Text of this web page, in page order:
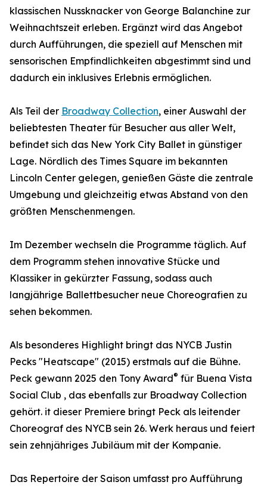
klassischen Nussknacker von George Balanchine zur
Weihnachtszeit erleben. Ergänzt wird das Angebot
durch Aufführungen, die speziell auf Menschen mit
sensorischen Empfindlichkeiten abgestimmt sind und
dadurch ein inklusives Erlebnis ermöglichen.
Als Teil der Broadway Collection, einer Auswahl der
beliebtesten Theater für Besucher aus aller Welt,
befindet sich das New York City Ballet in günstiger
Lage. Nördlich des Times Square im bekannten
Lincoln Center gelegen, genießen Gäste die zentrale
Umgebung und gleichzeitig etwas Abstand von den
größten Menschenmengen.
Im Dezember wechseln die Programme täglich. Auf
dem Programm stehen innovative Stücke und
Klassiker in gekürzter Fassung, sodass auch
langjährige Ballettbesucher neue Choreografien zu
sehen bekommen.
Als besonderes Highlight bringt das NYCB Justin
Pecks "Heatscape" (2015) erstmals auf die Bühne.
Peck gewann 2025 den Tony Award® für Buena Vista
Social Club , das ebenfalls zur Broadway Collection
gehört. it dieser Premiere bringt Peck als leitender
Choreograf des NYCB sein 26. Werk heraus und feiert
sein zehnjähriges Jubiläum mit der Kompanie.
Das Repertoire der Saison umfasst pro Aufführung